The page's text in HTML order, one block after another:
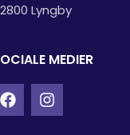
2800 Lyngby
MEDIER